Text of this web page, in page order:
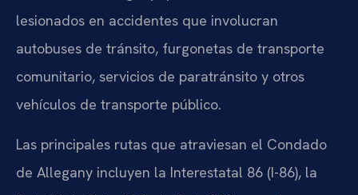
lesionados en accidentes que involucran
autobuses de tránsito, furgonetas de transporte
comunitario, servicios de paratránsito y otros
vehículos de transporte público.
Las principales rutas que atraviesan el Condado
de Allegany incluyen la Interestatal 86 (I-86), la